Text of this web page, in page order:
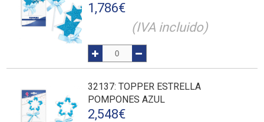
1,786€
(IVA incluido)
32137: TOPPER ESTRELLA
POMPONES AZUL
2,548€